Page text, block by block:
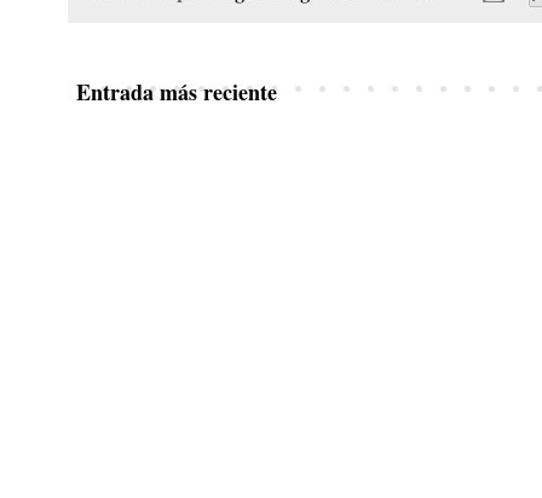
Entrada más reciente